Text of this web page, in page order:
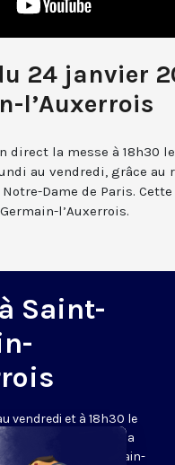
24 janvier
l’Auxerrois
direct la messe à 18h30
au vendredi, grâce
Dame de Paris.
l’Auxerrois.
Saint-
vendredi et à 18h30 le
KTO retransmet la
l'église Saint-Germain-